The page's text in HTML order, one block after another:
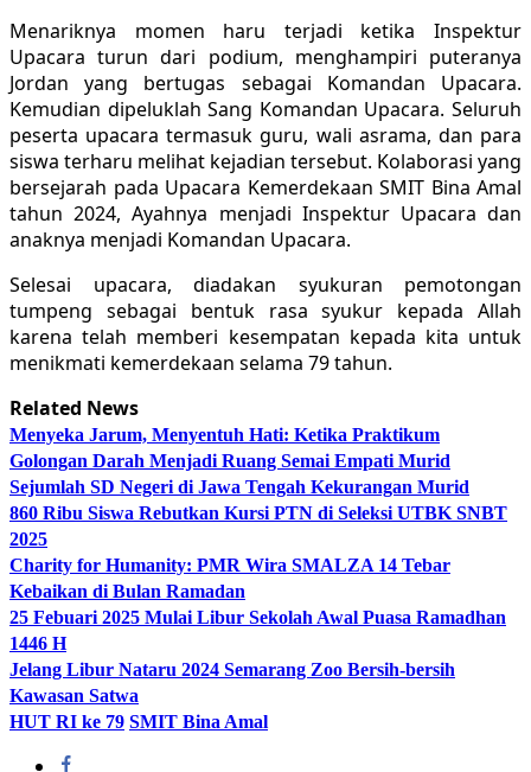
Menariknya momen haru terjadi ketika Inspektur
Upacara turun dari podium, menghampiri puteranya
Jordan yang bertugas sebagai Komandan Upacara.
Kemudian dipeluklah Sang Komandan Upacara. Seluruh
peserta upacara termasuk guru, wali asrama, dan para
siswa terharu melihat kejadian tersebut. Kolaborasi yang
bersejarah pada Upacara Kemerdekaan SMIT Bina Amal
tahun 2024, Ayahnya menjadi Inspektur Upacara dan
anaknya menjadi Komandan Upacara.
Selesai upacara, diadakan syukuran pemotongan
tumpeng sebagai bentuk rasa syukur kepada Allah
karena telah memberi kesempatan kepada kita untuk
menikmati kemerdekaan selama 79 tahun.
Related News
Menyeka Jarum, Menyentuh Hati: Ketika Praktikum
Golongan Darah Menjadi Ruang Semai Empati Murid
Sejumlah SD Negeri di Jawa Tengah Kekurangan Murid
860 Ribu Siswa Rebutkan Kursi PTN di Seleksi UTBK SNBT
2025
Charity for Humanity: PMR Wira SMALZA 14 Tebar
Kebaikan di Bulan Ramadan
25 Febuari 2025 Mulai Libur Sekolah Awal Puasa Ramadhan
1446 H
Jelang Libur Nataru 2024 Semarang Zoo Bersih-bersih
Kawasan Satwa
HUT RI ke 79 SMIT Bina Amal